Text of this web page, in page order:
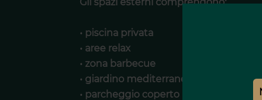
• piscina privata
• aree relax
• zona barbecue
• giardino mediterraneo paesaggistico
• parcheggio coperto